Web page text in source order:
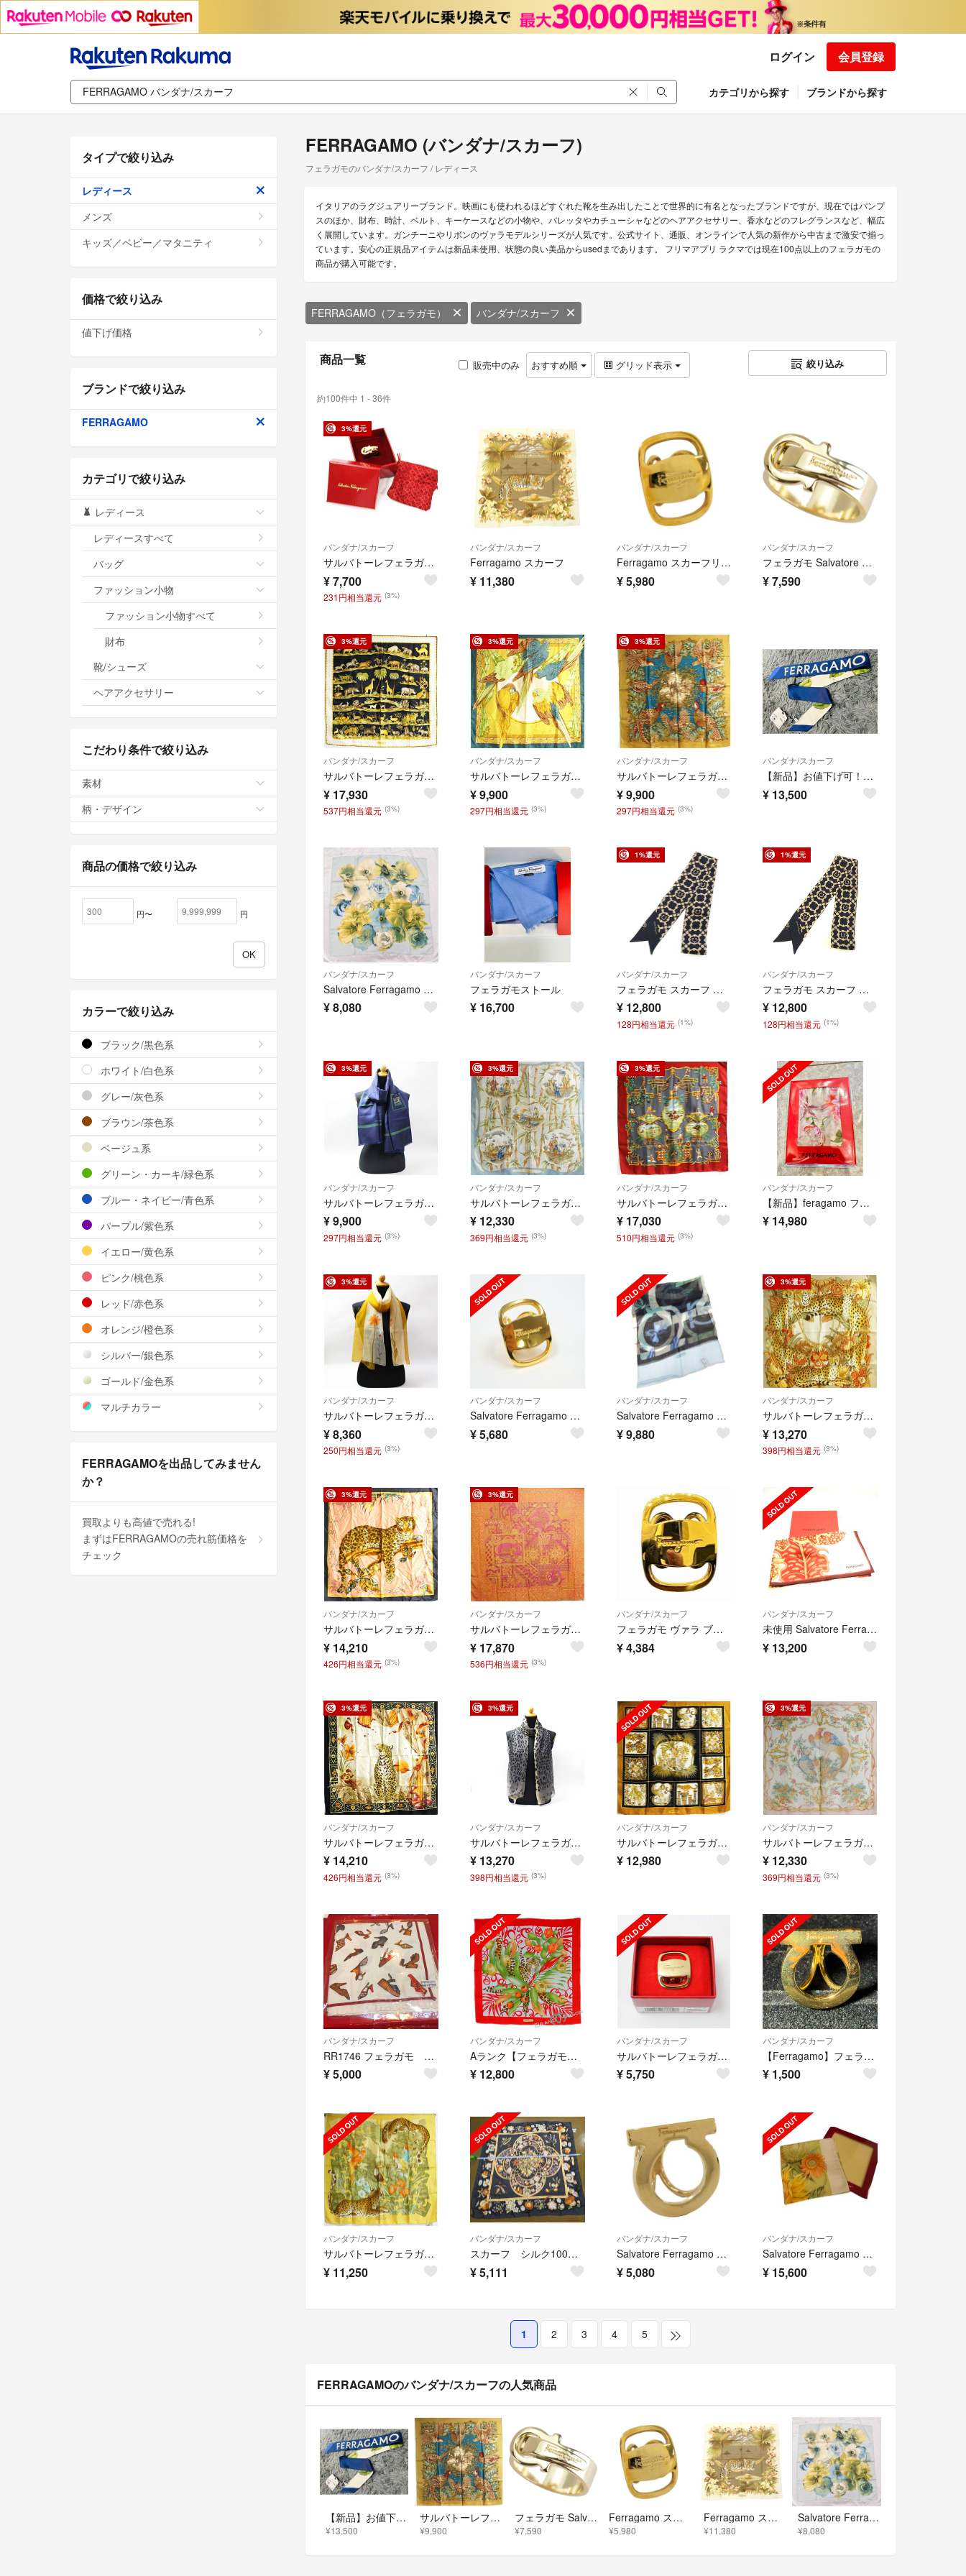
ログイン 会員登録
カテゴリから探す ブランドから探す
FERRAGAMO (バンダナ/スカーフ)
フェラガモのバンダナ/スカーフ / レディース
イタリアのラグジュアリーブランド。映画にも使われるほどすぐれた靴を生み出したことで世界的に有名となったブランドですが、現在ではパンプ
スのほか、財布、時計、ベルト、キーケースなどの小物や、バレッタやカチューシャなどのヘアアクセサリー、香水などのフレグランスなど、幅広
く展開しています。ガンチーニやリボンのヴァラモデルシリーズが人気です。公式サイト、通販、オンラインで人気の新作から中古まで激安で揃っ
ています。安心の正規品アイテムは新品未使用、状態の良い美品からusedまであります。 フリマアプリ ラクマでは現在100点以上のフェラガモの
商品が購入可能です。
FERRAGAMO（フェラガモ） バンダナ/スカーフ
商品一覧 販売中のみ おすすめ順 グリッド表示 絞り込み
約100件中 1 - 36件
3%還元
バンダナ/スカーフ
サルバトーレフェラガモ 未使用 スカーフリング ガンチーニ ゴールドカラー 中古 Sランク
¥7,700
231円相当還元 (3%)
バンダナ/スカーフ
Ferragamo スカーフ
¥ 11,380
バンダナ/スカーフ
Ferragamo スカーフリング ヴァラ GP メッキ ゴールド
¥5,980
バンダナ/スカーフ
フェラガモ Salvatore Ferragamo スカーフリング 34-0149/01 ゴールド その他小物 レディース
¥7,590
3%還元
バンダナ/スカーフ
サルバトーレフェラガモ シルク スカーフ ブラック クリーム 動物柄 中古 Aランク Salvatore Ferragamo レディース 女性 箱付き
¥ 17,930
537円相当還元 (3%)
3%還元
バンダナ/スカーフ
サルバトーレフェラガモ シルク スカーフ マルチカラー 鳥柄 中古 ABランク Salvatore Ferragamo レディース 女性
¥9,900
297円相当還元 (3%)
3%還元
バンダナ/スカーフ
サルバトーレフェラガモ スカーフ カーキ ブルー 鳥柄 中古 ABランク Salvatore Ferragamo レディース 女性
¥9,900
297円相当還元 (3%)
バンダナ/スカーフ
【新品】お値下げ可！FERRAGAMO（フェラガモ） シルク スカーフフルーツ柄
¥ 13,500
バンダナ/スカーフ
Salvatore Ferragamo 花柄 シルク スカーフ
¥8,080
バンダナ/スカーフ
フェラガモストール
¥ 16,700
1%還元
バンダナ/スカーフ
フェラガモ スカーフ ブラック ライトブラウン 中古
¥ 12,800
128円相当還元 (1%)
1%還元
バンダナ/スカーフ
フェラガモ スカーフ ブラック ライトブラウン 中古
¥ 12,800
128円相当還元 (1%)
3%還元
バンダナ/スカーフ
サルバトーレフェラガモ 長方形スカーフ ネイビー グリーン 中古 Aランク Salvatore Ferragamo レディース 女性
¥9,900
297円相当還元 (3%)
3%還元
バンダナ/スカーフ
サルバトーレフェラガモ シルク スカーフ ライトグレー マルチカラー 中古 ABランク Salvatore Ferragamo レディース 女性
¥ 12,330
369円相当還元 (3%)
3%還元
バンダナ/スカーフ
サルバトーレフェラガモ シルク スカーフ グレー レッド 中古 Aランク Salvatore Ferragamo レディース 女性
¥ 17,030
510円相当還元 (3%)
バンダナ/スカーフ
【新品】feragamo フェラガモ スカーフ 2026新
¥ 14,980
3%還元
バンダナ/スカーフ
サルバトーレフェラガモ シルク 長方形スカーフ マスタード ホワイト 花柄 中古 Aランク Salvatore Ferragamo レディース 女性用
¥8,360
250円相当還元 (3%)
バンダナ/スカーフ
Salvatore Ferragamo フェラガモ スカーフ・リング ヴァラ
¥5,680
バンダナ/スカーフ
Salvatore Ferragamo スカーフ シルク100％
¥9,880
3%還元
バンダナ/スカーフ
サルバトーレフェラガモ スカーフ ベージュ クリーム アニマル柄 中古 ABランク Salvatore Ferragamo レディース 女性 送料無料
¥ 13,270
398円相当還元 (3%)
3%還元
バンダナ/スカーフ
サルバトーレフェラガモ シルク スカーフ ピンク グレー アニマル柄 中古 ABランク Salvatore Ferragamo レディース 女性
¥ 14,210
426円相当還元 (3%)
3%還元
バンダナ/スカーフ
サルバトーレフェラガモ 大判スカーフ オレンジ レッド 中古 Aランク Salvatore Ferragamo レディース 女性用
¥ 17,870
536円相当還元 (3%)
バンダナ/スカーフ
フェラガモ ヴァラ ブランド小物 スカーフリング レディース 送料無料 【中古】
¥4,384
バンダナ/スカーフ
未使用 Salvatore Ferragamo フェラガモ スカーフ シルク100％ Foliage レディース AO3645A87
¥ 13,200
3%還元
バンダナ/スカーフ
サルバトーレフェラガモ シルク スカーフ ブラック ベージュ 豹・花柄 中古 Aランク Salvatore Ferragamo レディース 女性
¥ 14,210
426円相当還元 (3%)
3%還元
バンダナ/スカーフ
サルバトーレフェラガモ シルク 長方形スカーフ ブラック グレー ベージュ 豹柄 中古 Aランク Salvatore Ferragamo レディース 女性 送料無料
¥ 13,270
398円相当還元 (3%)
バンダナ/スカーフ
サルバトーレフェラガモ シルク スカーフ ベージュ ブラック 豹 鳥柄 中古 Aランク Salvatore Ferragamo レディース 女性
¥ 12,980
3%還元
バンダナ/スカーフ
サルバトーレフェラガモ シルク スカーフ ピンク ホワイト 鳥 植物柄 中古 ABランク Salvatore Ferragamo レディース 女性
¥ 12,330
369円相当還元 (3%)
バンダナ/スカーフ
RR1746 フェラガモ シルク100% ミニスカーフ サンダル シューズ柄 白
¥5,000
バンダナ/スカーフ
Aランク【フェラガモ】スカーフ/シルク100%/ヒョウ/レッド/レディース/Ferragamo
¥ 12,800
バンダナ/スカーフ
サルバトーレフェラガモ スカーフリング ヴァラ ゴールドカラー 中古 Aランク Salvatore Ferragamo レディース 女性 アクセサリー ブランド 箱付き
¥5,750
バンダナ/スカーフ
【Ferragamo】フェラガモ スカーフリング
¥ 1,500
バンダナ/スカーフ
サルバトーレフェラガモ シルク スカーフ イエロー モスグリーン アニマル 中古 ABランク Salvatore Ferragamo レディース 女性
¥ 11,250
バンダナ/スカーフ
スカーフ シルク100％ Salvatore Ferragamoフェラガモ
¥5,111
バンダナ/スカーフ
Salvatore Ferragamo スカーフリング ガンチーニ メッキ
¥5,080
バンダナ/スカーフ
Salvatore Ferragamo フェラガモ スカーフ - - マルチカラー シルク100% レディース 総柄 大判 新品未使用展示品【本物保証】
¥ 15,600
1 2 3 4 5
FERRAGAMOのバンダナ/スカーフの人気商品
【新品】お値下げ可！FERRAGAMO（フェラガモ） シルク スカーフフルーツ柄
¥13,500
サルバトーレフェラガモ スカーフ カーキ ブルー 鳥柄 中古 ABランク Salvatore Ferragamo レディース 女性
¥9,900
フェラガモ Salvatore Ferragamo スカーフリング 34-0149/01 ゴールド その他小物 レディース
¥7,590
Ferragamo スカーフリング ヴァラ GP メッキ ゴールド
¥5,980
Ferragamo スカーフ
¥11,380
Salvatore Ferragamo 花柄 シルク スカーフ
¥8,080
タイプで絞り込み
レディース
メンズ
キッズ／ベビー／マタニティ
価格で絞り込み
値下げ価格
ブランドで絞り込み
FERRAGAMO
カテゴリで絞り込み
レディース
レディースすべて
バッグ
ファッション小物
ファッション小物すべて
財布
靴/シューズ
ヘアアクセサリー
こだわり条件で絞り込み
素材
柄・デザイン
商品の価格で絞り込み
円〜 円
カラーで絞り込み
ブラック/黒色系
ホワイト/白色系
グレー/灰色系
ブラウン/茶色系
ベージュ系
グリーン・カーキ/緑色系
ブルー・ネイビー/青色系
パープル/紫色系
イエロー/黄色系
ピンク/桃色系
レッド/赤色系
オレンジ/橙色系
シルバー/銀色系
ゴールド/金色系
マルチカラー
FERRAGAMOを出品してみません
か？
買取よりも高値で売れる!
まずはFERRAGAMOの売れ筋価格を
チェック